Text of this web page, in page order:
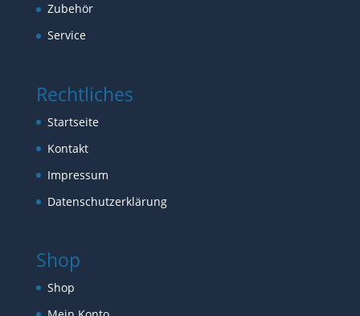
Zubehör
Service
Rechtliches
Startseite
Kontakt
Impressum
Datenschutzerklärung
Shop
Shop